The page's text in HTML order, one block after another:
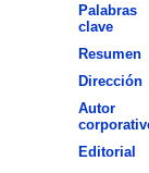
Palabras
clave
Resumen
Dirección
Autor
Editorial